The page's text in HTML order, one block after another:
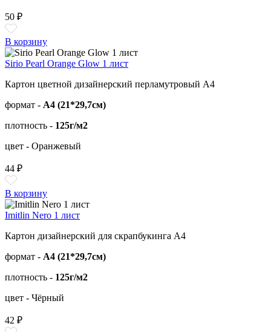
50 ₽
В корзину
Sirio Pearl Orange Glow 1 лист
Картон цветной дизайнерский перламутровый А4
формат - А4 (21*29,7см)
плотность - 125г/м2
цвет - Оранжевый
44 ₽
В корзину
Imitlin Nero 1 лист
Картон дизайнерский для скрапбукинга А4
формат - А4 (21*29,7см)
плотность - 125г/м2
цвет - Чёрный
42 ₽